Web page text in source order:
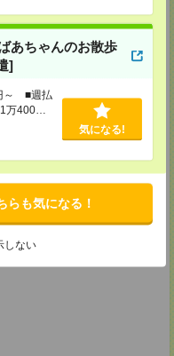
あちゃんのお散歩
]
～ ■週払
400円
気になる!
らも気になる！
しない
ビル3F
階
階